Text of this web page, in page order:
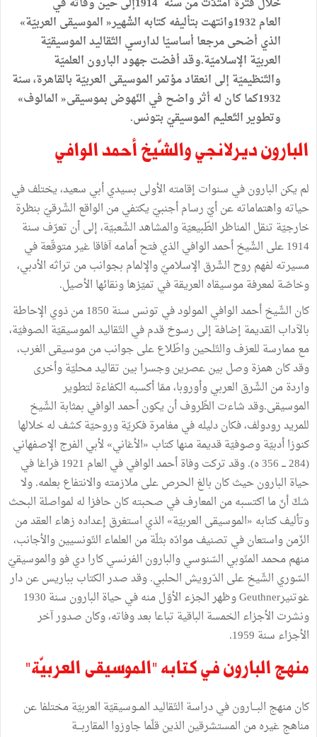
‬العام1932‭ ‬وانتهت‭ ‬بتأليفه‭ ‬كتابه‭ ‬الشّهير‭ ‬‮«‬الموسيقى‭ ‬العربيّة‮»‬‭
‬1932كما‭ ‬كان‭ ‬له‭ ‬أثر‭ ‬واضح‭ ‬في‭ ‬النّهوض‭ ‬بموسيقى‭ ‬‮«‬المالوف‮»‬‭
‬وتطوير‭ ‬التّعليم‭ ‬الموسيقيّ‭ ‬بتونس‭.‬
البارون ديرلانجي والشّيخ أحمد الوافي
لم يكن البارونفي سنوات إقامته الأولى بسيديأبي سعيد،يختلففي
حياتهواهتماماتهعنأيّ رسامأجنبيّ يكتفيمن الواقع الشّرقيّ بنظرة
خارجيّة تنقل المناظرالطّبيعيّةوالمشاهدالشّعبيّة،إلىأن تعرّف سنة
1914على الشّيخأحمدالوافي الذيفتحأمامهآفاقاغيرمتوقّعةفي
مسيرته لفهم روح الشّرق الإسلاميّوالإلمام بجوانبمن تراثه الأدبي،
وخاصّة لمعرفةموسيقاه العريقةفي تميّزهاونقائها الأصيل.
كان الشّيخأحمدالوافي المولودفي تونس سنة 1850منذوي الإحاطة
بالآداب القديمة إضافة إلى رسوخقدمفي التّقاليدالموسيقيّة الصوفيّة،
معممارسة للعزفوالتّلحينواطّلاععلىجوانبمنموسيقى الغرب،
وقدكان همزةوصل بينعصرينوجسرا بين تقاليدمحليّةوأخرى
واردةمن الشّرق العربيوأوروبا،ممّاأكسبه الكفاءة لتطوير
الموسيقى.وقدشاءت الظّروفأن يكونأحمدالوافي بمثابة الشّيخ
للمريدرودولف،فكاندليلهفيمغامرةفكريّةوروحيّةكشف لهخلالها
كنوزاأدبيّةوصوفيّةقديمةمنهاكتاب «الأغاني» لأبي الفرج الإصفهاني
(
284ـــ356ه).وقدتركتوفاةأحمدالوافيفي العام 1921فراغافي
حياة البارونحيثكان بالغ الحرصعلىملازمتهوالانتفاع بعلمه.ولا
شكّأنّما اكتسبهمن المعارففي صحبتهكانحافزا له لمواصلة البحث
وتأليفكتابه «الموسيقى العربيّة» الذي استغرق إعداده زهاء العقدمن
الزّمنواستعانفي تصنيفموادّه بثلّةمن العلماء التّونسيينوالأجانب،
منهممحمدالمنّوبي السّنوسيوالبارون الفرنسيكاراديفووالموسيقيّ
السّوري الشّيخعلى الدّرويش الحلبي.وقدصدرالكتاب بباريسعندار
غوتنيرGeuthner
وظهرالجزء الأوّلمنهفيحياة البارون سنة 1930
ونشرت الأجزاء الخمسة الباقية تباعا بعدوفاته،وكان صدورآخر
الأجزاء سنة 1959
.
منهج البارون في كتابه "الموسيقى العربيّة"
كانمنهج البـــارونفيدراسة التّقاليدالمــوسيقيّة العربيّةمختلفاعن
مناهجغيرهمن المستشرقين الذينقلّماجاوزوا المقاربـــة